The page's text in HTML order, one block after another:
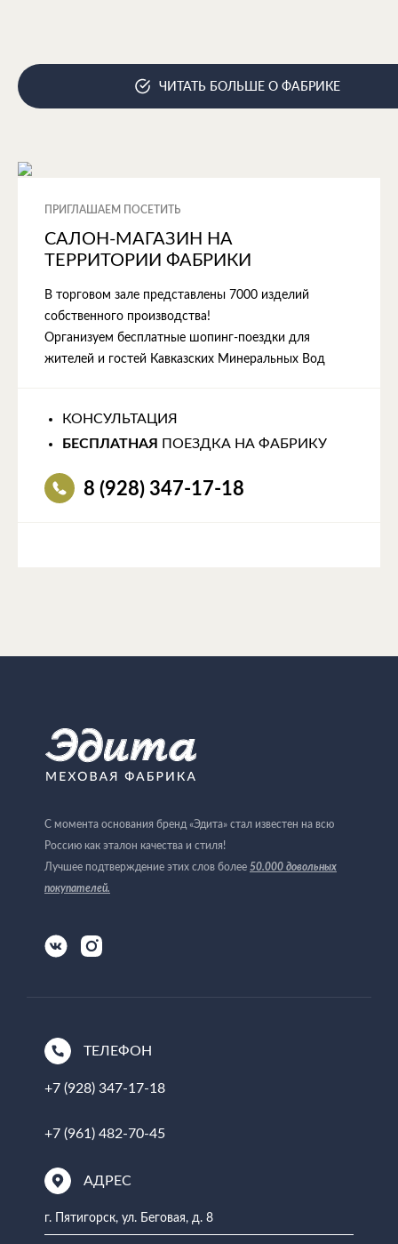
ЧИТАТЬ БОЛЬШЕ О ФАБРИКЕ
ПРИГЛАШАЕМ ПОСЕТИТЬ
САЛОН-МАГАЗИН НА
ТЕРРИТОРИИ ФАБРИКИ
В торговом зале представлены 7000 изделий
собственного производства!
Организуем бесплатные шопинг-поездки для
жителей и гостей Кавказских Минеральных Вод
КОНСУЛЬТАЦИЯ
БЕСПЛАТНАЯ
ПОЕЗДКА НА ФАБРИКУ
8 (928) 347-17-18
С момента основания бренд «Эдита» стал известен на всю
Россию как эталон качества и стиля!
Лучшее подтверждение этих слов более 50.000 довольных
покупателей.
ТЕЛЕФОН
+7 (928) 347-17-18
+7 (961) 482-70-45
АДРЕС
г. Пятигорск, ул. Беговая, д. 8